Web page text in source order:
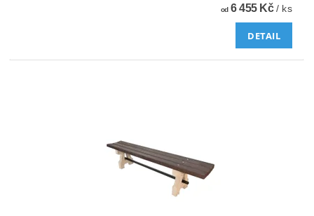
od6 455 Kč/ ks
DETAIL